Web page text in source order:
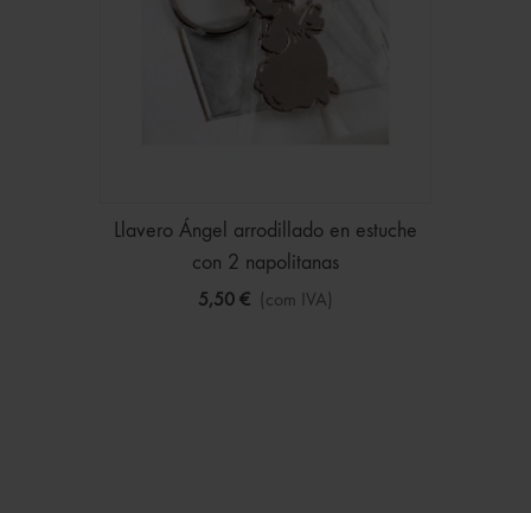
Llavero Ángel arrodillado en estuche
con 2 napolitanas
5,50 € (com IVA)